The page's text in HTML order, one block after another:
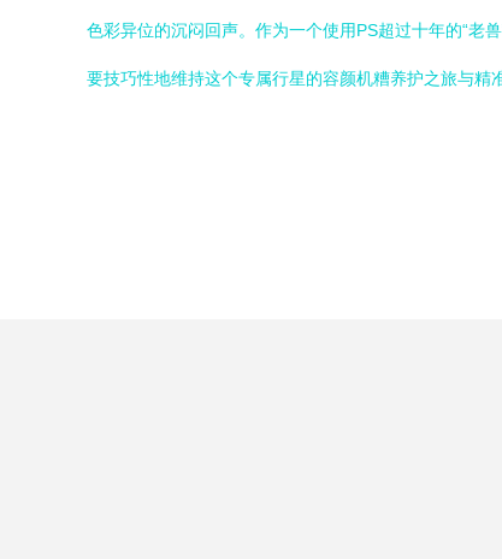
色彩异位的沉闷回声。作为一个使用PS超过十年的“老
要技巧性地维持这个专属行星的容颜机糟养护之旅与